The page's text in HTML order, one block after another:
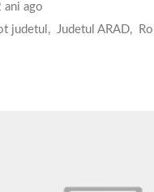
ani ago
judetul , Judetul ARAD,